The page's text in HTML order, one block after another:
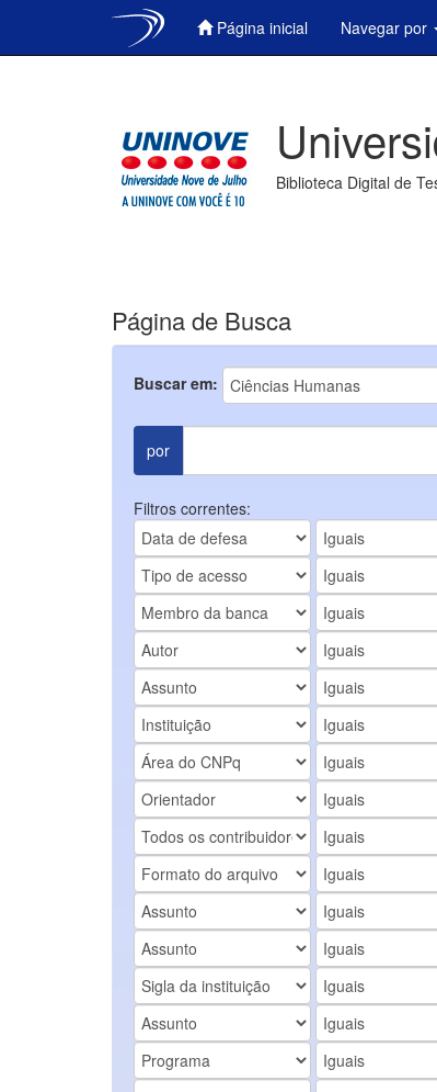
Página inicial Navegar por
Biblioteca Digital de
Página de Busca
Buscar em:
por
Filtros correntes: